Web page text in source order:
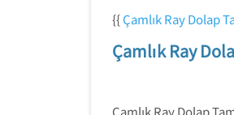
{{Çamlık Ray Dolap
Çamlık Ray
Çamlık Ray Dolap